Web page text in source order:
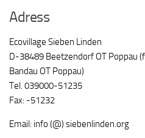
Adress
Ecovillage Sieben Linden
D-38489 Beetzendorf OT Poppau
Bandau OT Poppau)
Tel. 039000-51235
Fax: -51232
Email: info (@) siebenlinden.org